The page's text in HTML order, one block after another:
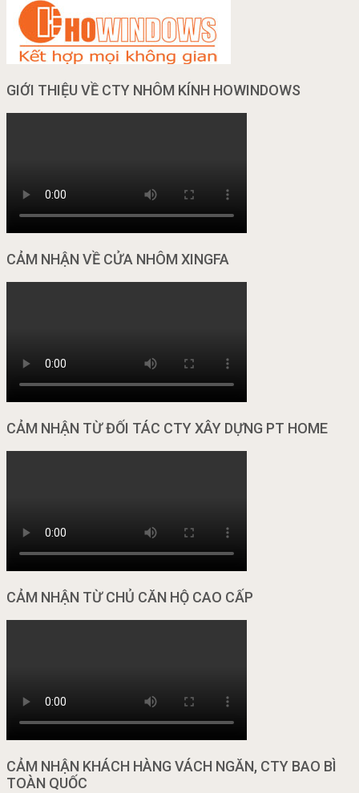
GIỚI THIỆU VỀ CTY NHÔM KÍNH HOWINDOWS
CẢM NHẬN VỀ CỬA NHÔM XINGFA
CẢM NHẬN TỪ ĐỐI TÁC CTY XÂY DỰNG PT HOME
CẢM NHẬN TỪ CHỦ CĂN HỘ CAO CẤP
CẢM NHẬN KHÁCH HÀNG VÁCH NGĂN, CTY BAO BÌ
TOÀN QUỐC